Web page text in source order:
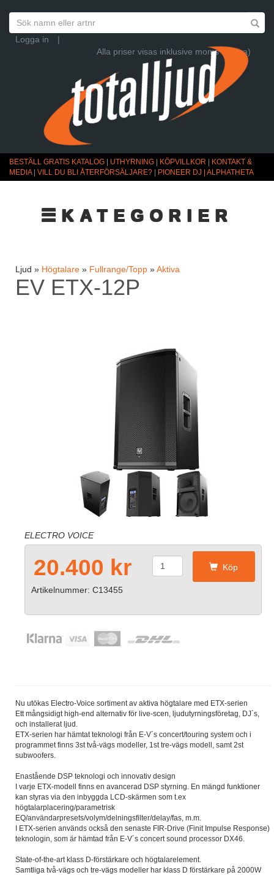
Logga in
|
Alla priser visas inklusive moms (Ändra)
BESTÄLL GRATIS KATALOG UTHYRNING KÖPVILLKOR
KONTAKT &
MEDIA| VILL DU BLI ÅTERFÖRSÄLJARE? PIONEER DJ | ALPHATHETA
☰KATEGORIER
Ljud » Högtalare » Fullrange/Topp »Aktiva
EV ETX-12P
ELECTRO VOICE
20.400 kr Köp
Artikelnummer: C13455
Nu utökas Electro-Voice sortiment av aktiva högtalare med ETX-serien
Ett mångsidigt high-end alternativ för live-scen, ljudutyrningsföretag, DJ´s,
och installerat ljud.
ETX-serien har hämtat teknologi från E-V´s concert/touring system och i
programmet finns 3st två-vägs modeller, 1st tre-vägs modell, samt 2st
subwoofers.
Enastående DSP teknologi och innovativ design
I varje ETX-modell finns en avancerad DSP styrning. En mängd funktioner
kan styras via den inbyggda LCD-skärmen som t.ex
högtalarplacering/parametrisk
EQ/användarpresets/volym/delningsfilter/delay/fas, m.m.
I ETX-serien används också den senaste FIR-Drive (Finit Impulse Response)
teknologin, som är hämtad från E-V´s concert sound processor DX46.
State-of-the-art klass D-förstärkare och högtalarelement.
Samtliga två-vägs och tre-vägs modeller har klass D förstärkare på 2000W